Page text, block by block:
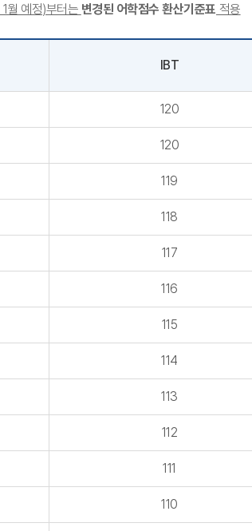
월 예정)부터는 변경된 어학점수 환산기준표 적용
IBT
120
120
119
118
117
116
115
114
113
112
111
110